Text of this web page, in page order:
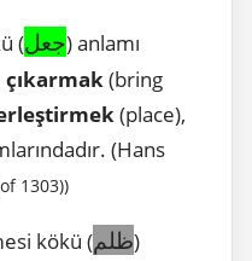
(جعل) anlamı
(bring
(place),
(Hans
1303))
kökü (ظلم)